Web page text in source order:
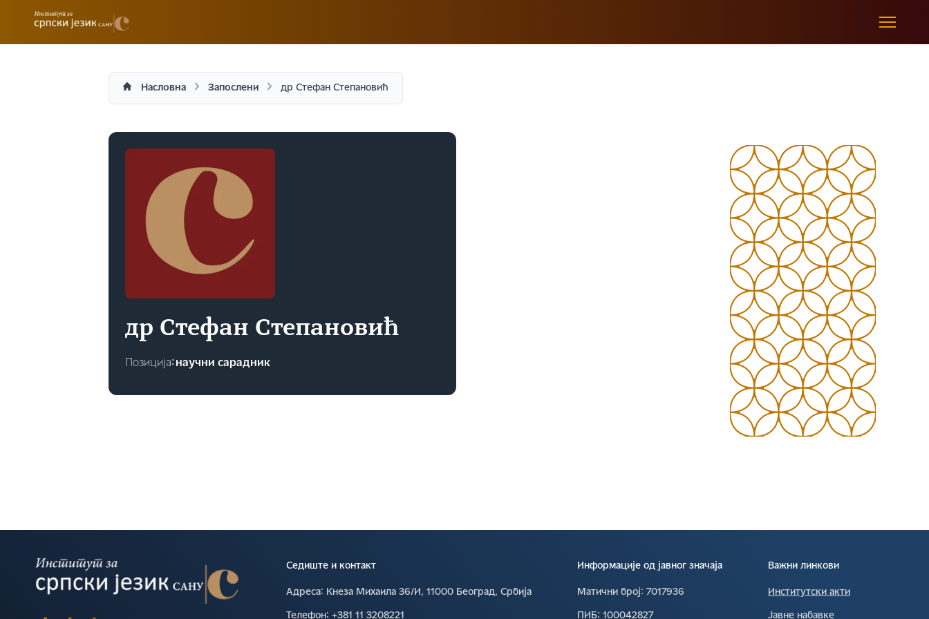
Насловна Запослени др Стефан Степановић
др Стефан Степановић
Позиција∶ научни сарадник
Седиште и контакт
Адреса∶ Кнеза Михаила 36/И, 11000 Београд, Србија
Телефон∶ +381 11 3208221
Информације од јавног значаја
Матични број∶ 7017936
ПИБ∶ 100042827
Важни линкови
Институтски акти
Јавне набавке